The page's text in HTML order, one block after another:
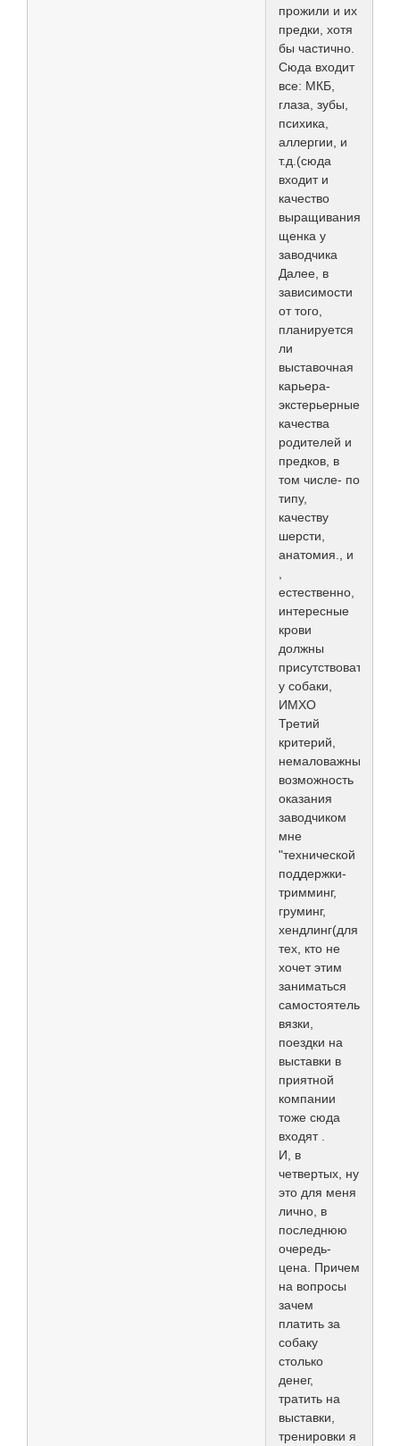
прожили и их
предки, хотя
бы частично.
Сюда входит
все: МКБ,
глаза, зубы,
психика,
аллергии, и
т.д.(сюда
входит и
качество
выращивания
щенка у
заводчика
Далее, в
зависимости
от того,
планируется
ли
выставочная
карьера-
экстерьерные
качества
родителей и
предков, в
том числе- по
типу,
качеству
шерсти,
анатомия., и
естественно,
интересные
крови
должны
присутствовать
у собаки,
ИМХО
Третий
критерий,
немаловажный-
возможность
оказания
заводчиком
мне
"технической
поддержки-
тримминг,
груминг,
хендлинг(для
тех, кто не
хочет этим
заниматься
самостоятельно),
вязки,
поездки на
выставки в
приятной
компании
тоже сюда
входят .
И, в
четвертых, ну
это для меня
лично, в
последнюю
очередь-
цена. Причем
на вопросы
зачем
платить за
собаку
столько
денег,
тратить на
выставки,
тренировки я